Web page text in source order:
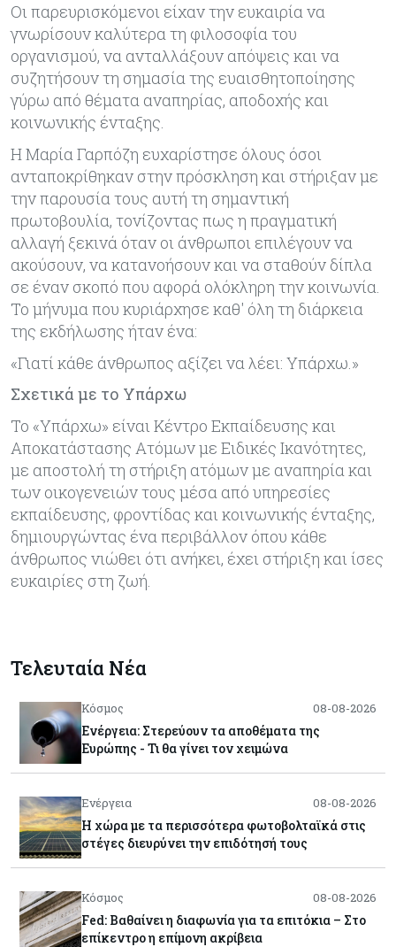
Οι παρευρισκόμενοι είχαν την ευκαιρία να
γνωρίσουν καλύτερα τη φιλοσοφία του
οργανισμού, να ανταλλάξουν απόψεις και να
συζητήσουν τη σημασία της ευαισθητοποίησης
γύρω από θέματα αναπηρίας, αποδοχής και
κοινωνικής ένταξης.
Η Μαρία Γαρπόζη ευχαρίστησε όλους όσοι
ανταποκρίθηκαν στην πρόσκληση και στήριξαν με
την παρουσία τους αυτή τη σημαντική
πρωτοβουλία, τονίζοντας πως η πραγματική
αλλαγή ξεκινά όταν οι άνθρωποι επιλέγουν να
ακούσουν, να κατανοήσουν και να σταθούν δίπλα
σε έναν σκοπό που αφορά ολόκληρη την κοινωνία.
Το μήνυμα που κυριάρχησε καθ' όλη τη διάρκεια
της εκδήλωσης ήταν ένα:
«Γιατί κάθε άνθρωπος αξίζει να λέει: Υπάρχω.»
Σχετικά με το Υπάρχω
Το «Υπάρχω» είναι Κέντρο Εκπαίδευσης και
Αποκατάστασης Ατόμων με Ειδικές Ικανότητες,
με αποστολή τη στήριξη ατόμων με αναπηρία και
των οικογενειών τους μέσα από υπηρεσίες
εκπαίδευσης, φροντίδας και κοινωνικής ένταξης,
δημιουργώντας ένα περιβάλλον όπου κάθε
άνθρωπος νιώθει ότι ανήκει, έχει στήριξη και ίσες
ευκαιρίες στη ζωή.
Τελευταία Νέα
Κόσμος 08-08-2026
Ενέργεια: Στερεύουν τα αποθέματα της
Ευρώπης - Τι θα γίνει τον χειμώνα
Ενέργεια 08-08-2026
Η χώρα με τα περισσότερα φωτοβολταϊκά στις
στέγες διευρύνει την επιδότησή τους
Κόσμος 08-08-2026
Fed: Βαθαίνει η διαφωνία για τα επιτόκια – Στο
επίκεντρο η επίμονη ακρίβεια